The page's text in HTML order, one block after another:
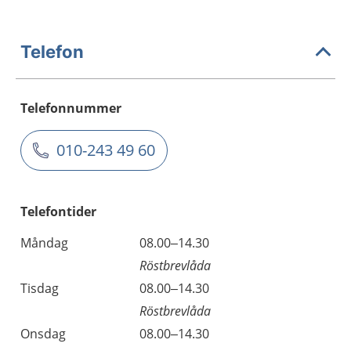
Telefon
Telefonnummer
010-243 49 60
Telefontider
Måndag
08.00–14.30
Röstbrevlåda
Tisdag
08.00–14.30
Röstbrevlåda
Onsdag
08.00–14.30